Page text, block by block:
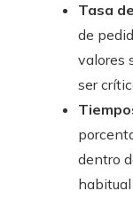
Tasa
de
valores
ser
dentro